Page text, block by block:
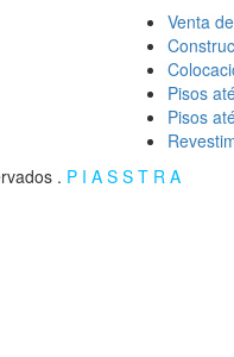
Venta
Pisos
Pisos
. P I A S S T R A